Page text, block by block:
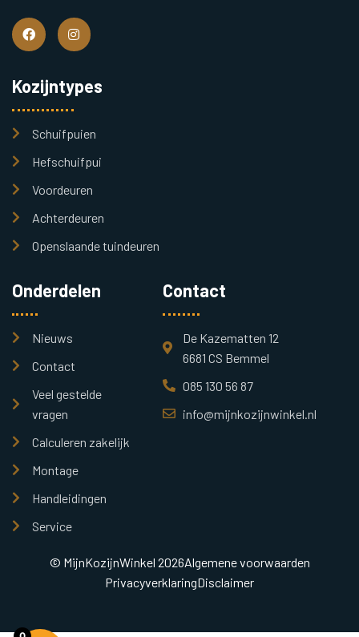
Kozijntypes
Schuifpuien
Hefschuifpui
Voordeuren
Achterdeuren
Openslaande tuindeuren
Onderdelen
Nieuws
Contact
Veel gestelde
vragen
Calculeren zakelijk
Montage
Handleidingen
Service
Contact
De Kazematten 12
6681 CS Bemmel
085 130 56 87
info@mijnkozijnwinkel.nl
© MijnKozijnWinkel 2026Algemene voorwaarden
PrivacyverklaringDisclaimer